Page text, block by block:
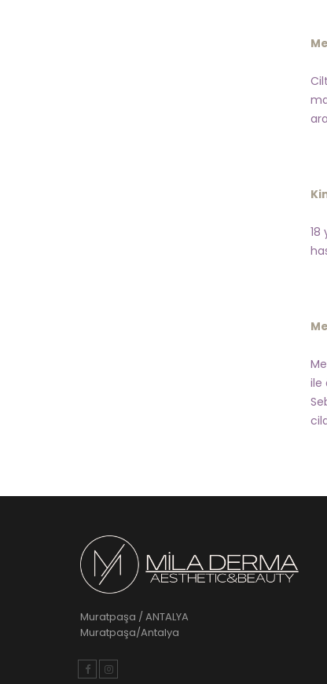
18
ile
Muratpaşa / ANTALYA
Muratpaşa/Antalya